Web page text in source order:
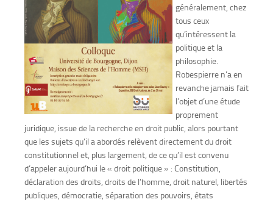
généralement, chez
tous ceux
qu’intéressent la
politique et la
philosophie.
Robespierre n’a en
revanche jamais fait
l’objet d’une étude
proprement
juridique, issue de la recherche en droit public, alors pourtant
que les sujets qu’il a abordés relèvent directement du droit
constitutionnel et, plus largement, de ce qu’il est convenu
d’appeler aujourd’hui le « droit politique » : Constitution,
déclaration des droits, droits de l’homme, droit naturel, libertés
publiques, démocratie, séparation des pouvoirs, états